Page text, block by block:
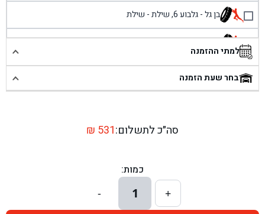
בן גל - גלבוע 6, שילת - שילת
בן גל - פוריידיס, כניסה צפונית מול כביש 4 - פרדיס
בן גל - שכונת אזור תעשייה זעירה, עיילבון - עיילבון
בן גל - דרך השבעה 20, אזור - אזור
בן גל - הרצל 6, גדרה - גדרה
בן גל - שדרות דוד בן גוריון 8, באר שבע - באר שבע
למתי ההזמנה
בחר שעת הזמנה
סה״כ לתשלום: ₪ 531
כמות:
+
1
-